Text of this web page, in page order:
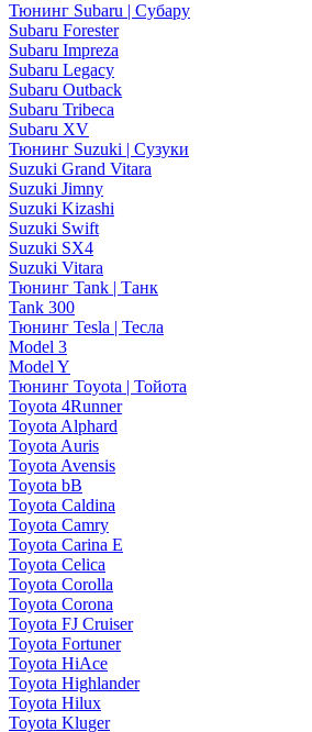
Тюнинг Subaru | Субару
Subaru Forester
Subaru Impreza
Subaru Legacy
Subaru Outback
Subaru Tribeca
Subaru XV
Тюнинг Suzuki | Сузуки
Suzuki Grand Vitara
Suzuki Jimny
Suzuki Kizashi
Suzuki Swift
Suzuki SX4
Suzuki Vitara
Тюнинг Tank | Танк
Tank 300
Тюнинг Tesla | Тесла
Model 3
Model Y
Тюнинг Toyota | Тойота
Toyota 4Runner
Toyota Alphard
Toyota Auris
Toyota Avensis
Toyota bB
Toyota Caldina
Toyota Camry
Toyota Carina E
Toyota Celica
Toyota Corolla
Toyota Corona
Toyota FJ Cruiser
Toyota Fortuner
Toyota HiAce
Toyota Highlander
Toyota Hilux
Toyota Kluger